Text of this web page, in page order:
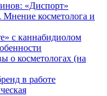
«Диспорт»
косметолога и
с каннабидиолом
о косметологах (на
в работе